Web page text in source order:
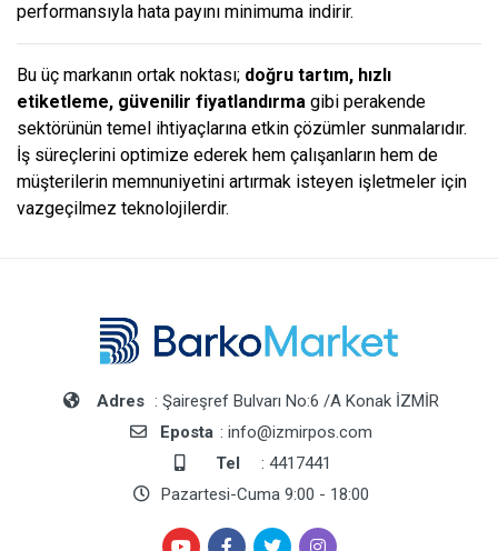
performansıyla hata payını minimuma indirir.
Bu üç markanın ortak noktası; doğru tartım, hızlı
etiketleme, güvenilir fiyatlandırma gibi perakende
sektörünün temel ihtiyaçlarına etkin çözümler sunmalarıdır.
İş süreçlerini optimize ederek hem çalışanların hem de
müşterilerin memnuniyetini artırmak isteyen işletmeler için
vazgeçilmez teknolojilerdir.
Adres : Şaireşref Bulvarı No:6 /A Konak İZMİR
Eposta : info@izmirpos.com
Tel
: 4417441
Pazartesi-Cuma 9:00 - 18:00